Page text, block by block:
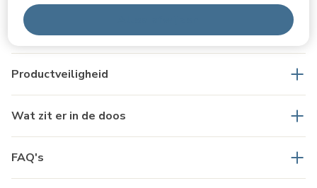
Specificaties
Productveiligheid
Wat zit er in de doos
FAQ's